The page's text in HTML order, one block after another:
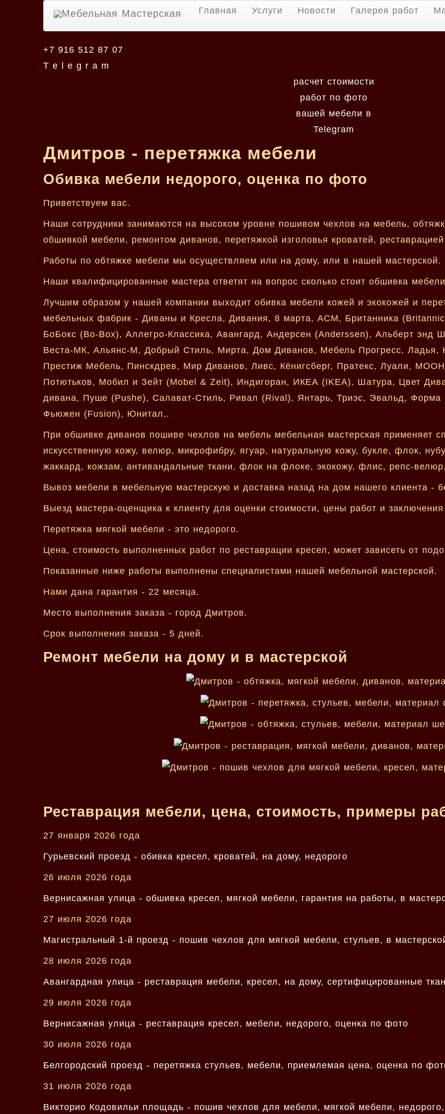
Мебельная Мастерская Главная Услуги Новости Галерея работ
+7 916 512 87 07
T e l e g r a m
расчет стоимости
работ по фото
вашей мебели в
Telegram
Дмитров - перетяжка мебели
Обивка мебели недорого, оценка по фото
Приветствуем вас.
Наши сотрудники занимаются на высоком уровне пошивом чехлов на мебель,
обшивкой мебели, ремонтом диванов, перетяжкой изголовья кроватей,
Работы по обтяжке мебели мы осуществляем или на дому, или в нашей мастерской.
Наши квалифицированные мастера ответят на вопрос сколько стоит обшивка
Лучшим образом у нашей компании выходит обивка мебели кожей и экокожей и
мебельных фабрик - Диваны и Кресла, Дивания, 8 марта, АСМ, Британника
БоБокс (Bo-Box), Аллегро-Классика, Авангард, Андерсен (Anderssen), Альберт энд
Веста-МК, Альянс-М, Добрый Стиль, Мирта, Дом Диванов, Мебель Прогресс,
Престиж Мебель, Пинскдрев, Мир Диванов, Ливс, Кёнигсберг, Пратекс, Луали,
Потютьков, Мобил и Зейт (Mobel & Zeit), Индигоран, ИКЕА (IKEA), Шатура, Цвет
дивана, Пуше (Pushe), Салават-Стиль, Ривал (Rival), Янтарь, Триэс, Эвальд,
Фьюжен (Fusion), Юнитал,.
При обшивке диванов пошиве чехлов на мебель мебельная мастерская применяет
искусственную кожу, велюр, микрофибру, ягуар, натуральную кожу, букле, флок,
жаккард, кожзам, антивандальные ткани, флок на флоке, экокожу, флис, репс-велюр,
Вывоз мебели в мебельную мастерскую и доставка назад на дом нашего клиента -
Выезд мастера-оценщика к клиенту для оценки стоимости, цены работ и
Перетяжка мягкой мебели - это недорого.
Цена, стоимость выполненных работ по реставрации кресел, может зависеть от
Показанные ниже работы выполнены специалистами нашей мебельной мастерской.
Нами дана гарантия - 22 месяца.
Место выполнения заказа - город Дмитров.
Срок выполнения заказа - 5 дней.
Ремонт мебели на дому и в мастерской
Реставрация мебели, цена, стоимость, примеры
27 января 2026 года
Гурьевский проезд - обивка кресел, кроватей, на дому, недорого
26 июля 2026 года
Вернисажная улица - обшивка кресел, мягкой мебели, гарантия на работы, в
27 июля 2026 года
Магистральный 1-й проезд - пошив чехлов для мягкой мебели, стульев, в
28 июля 2026 года
Авангардная улица - реставрация мебели, кресел, на дому, сертифицированные
29 июля 2026 года
Вернисажная улица - реставрация кресел, мебели, недорого, оценка по фото
30 июля 2026 года
Белгородский проезд - перетяжка стульев, мебели, приемлемая цена, оценка по
31 июля 2026 года
Викторио Кодовильи площадь - пошив чехлов для мебели, мягкой мебели,